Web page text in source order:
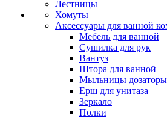
Лестницы
Хомуты
Аксессуары для ванной
Мебель для ванной
Сушилка для рук
Вантуз
Штора для ванной
Мыльницы
Ерш для унитаза
Зеркало
Полки